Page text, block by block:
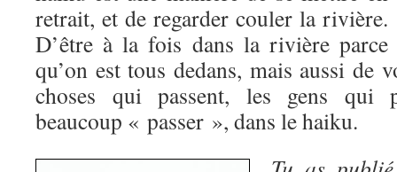
retrait, et de regarder couler la rivière.
D’être à la fois dans la rivière parce
qu’on est tous dedans, mais aussi de
choses qui passent, les gens qui
beaucoup « passer », dans le haiku.